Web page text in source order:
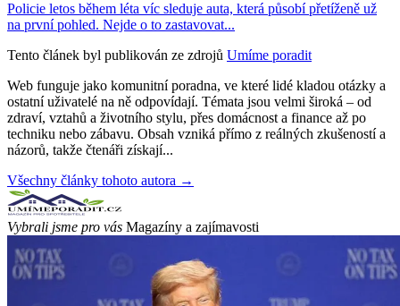
Policie letos během léta víc sleduje auta, která působí přetíženě už
na první pohled. Nejde o to zastavovat...
Tento článek byl publikován ze zdrojů Umíme poradit
Web funguje jako komunitní poradna, ve které lidé kladou otázky a
ostatní uživatelé na ně odpovídají. Témata jsou velmi široká – od
zdraví, vztahů a životního stylu, přes domácnost a finance až po
techniku nebo zábavu. Obsah vzniká přímo z reálných zkušeností a
názorů, takže čtenáři získají...
Všechny články tohoto autora →
Vybrali jsme pro vás Magazíny a zajímavosti